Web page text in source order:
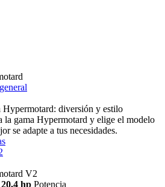
Hypermotard: diversión y estilo
la gama Hypermotard y elige el modelo
se adapte a tus necesidades.
V2
hp Potencia